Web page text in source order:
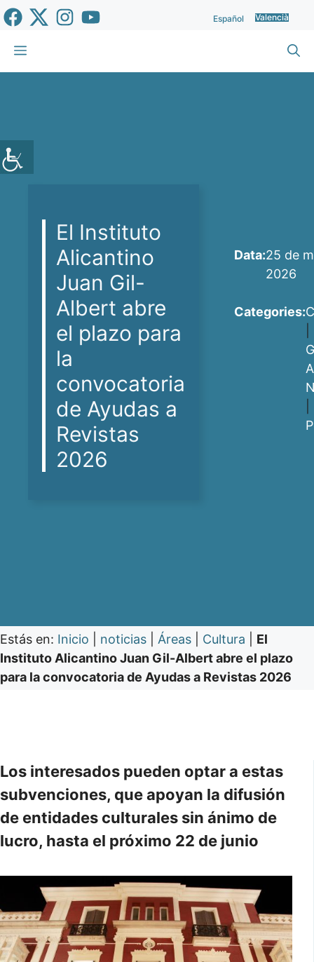
Vés
al
contingut
Español Valencià
Menu
El Instituto
Alicantino
Juan Gil-
Albert abre
el plazo para
la
convocatoria
de Ayudas a
Revistas
2026
Data:25 de
2026
Categories:
Estás en: Inicio noticias Áreas Cultura
El
Instituto Alicantino Juan Gil-Albert abre el plazo
para la convocatoria de Ayudas a Revistas 2026
Los interesados pueden optar a estas
subvenciones, que apoyan la difusión
de entidades culturales sin ánimo de
lucro, hasta el próximo 22 de junio